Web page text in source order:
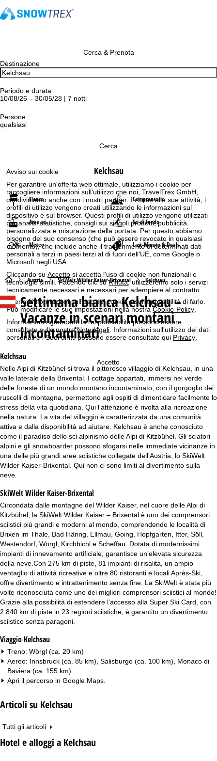
Avviso sui cookie
Per garantire un'offerta web ottimale, utilizziamo i cookie per
raccogliere informazioni sull'utilizzo che noi, TravelTrex GmbH,
condividiamo anche con i nostri partner. In base alle sue attività, i
profili di utilizzo vengono creati utilizzando le informazioni sul
dispositivo e sul browser. Questi profili di utilizzo vengono utilizzati
per analisi statistiche, consigli sui singoli prodotti, pubblicità
personalizzata e misurazione della portata. Per questo abbiamo
bisogno del suo consenso (che può essere revocato in qualsiasi
momento), che include anche il trasferimento di determinati dati
personali a terzi in paesi terzi al di fuori dell'UE, come Google o
Microsoft negli USA.
Cliccando suAccetto si accetta l'uso di cookie non funzionali e
tecnologie simili. Facendo clic suRifiuta, utilizzeremo solo i servizi
tecnicamente necessari e necessari per adempiere al contratto.
Ulteriori informazioni sull'uso dei cookie e sulla possibilità di farlo.
Può modificare le sue impostazioni nella nostraCookie-Policy
Informazioni riguardanti la responsabilità possono essere
consultate sulle nostreNote legali . Informazioni sull'utilizzo dei dati
personali e i Suoi diritti possono essere consultate qui Privacy
Accetto
Cerca & Prenota
Destinazione
Periodo e durata
10/08/26 – 30/05/28 | 7 notti
Persone
qualsiasi
Cerca
Kelchsau
Elenco Comprensorio
Area sci Sci di fondo
Meteo Last-Minute & Deals
H
o
m
e
p
a
g
e
Austria SkiWelt Wilder Kaiser-Brixental Kelchsau
Settimana biancaKelchsau –
Vacanze in scenari montani
incontaminati
Kelchsau
Nelle Alpi di Kitzbühel si trova il pittoresco villaggio di Kelchsau, in una
valle laterale della Brixental. I cottage appartati, immersi nel verde
delle foreste di un mondo montano incontaminato, con il gorgoglio dei
ruscelli di montagna, permettono agli ospiti di dimenticare facilmente lo
stress della vita quotidiana. Qui l'attenzione è rivolta alla ricreazione
nella natura. La vita del villaggio è caratterizzata da una comunità
attiva e dalla disponibilità ad aiutare. Kelchsau è anche conosciuto
come il paradiso dello sci alpinismo delle Alpi di Kitzbühel. Gli sciatori
alpini e gli snowboarder possono sfogarsi nelle immediate vicinanze in
una delle più grandi aree sciistiche collegate dell'Austria, lo SkiWelt
Wilder Kaiser-Brixental. Qui non ci sono limiti al divertimento sulla
neve.
SkiWelt Wilder Kaiser-Brixental
Circondata dalle montagne del Wilder Kaiser, nel cuore delle Alpi di
Kitzbühel, la SkiWelt Wilder Kaiser – Brixental è uno dei comprensori
sciistici più grandi e moderni al mondo, comprendendo le località di
Brixen im Thale, Bad Häring, Ellmau, Going, Hopfgarten, Itter, Söll,
Westendorf, Wörgl, Kirchbichl e Scheffau. Dotata di modernissimi
impianti di innevamento artificiale, garantisce un’elevata sicurezza
della neve.Con 275 km di piste, 81 impianti di risalita, un ampio
ventaglio di attività ricreative e oltre 80 ristoranti e locali Après-Ski,
offre divertimento e intrattenimento senza fine. La SkiWelt è stata più
volte riconosciuta come uno dei migliori comprensori sciistici al mondo!
Grazie alla possibilità di estendere l’accesso alla Super Ski Card, con
2.840 km di piste in 23 regioni sciistiche, è garantito un divertimento
sciistico senza paragoni.
Viaggio Kelchsau
Treno: Wörgl (ca. 20 km)
Aereo: Innsbruck (ca. 85 km), Salisburgo (ca. 100 km), Monaco di
Baviera (ca. 155 km)
Apri il percorso in Google Maps
Articoli su Kelchsau
Tutti gli articoli
Hotel e alloggi a Kelchsau